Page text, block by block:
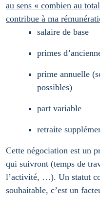
au sens « combien au
contribue à ma
salaire de base
primes
prime annuelle
possibles)
part variable
retraite
Cette négociation est un
qui suivront (temps de
l’activité, …). Un statut
souhaitable, c’est un